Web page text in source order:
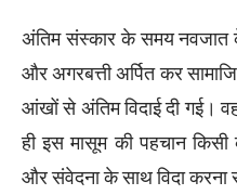
अंतिम संस्कार के समय
और अगरबत्ती अर्पित कर
आंखों से अंतिम विदाई दी गई।
ही इस मासूम की पहचान
और संवेदना के साथ विदा करना